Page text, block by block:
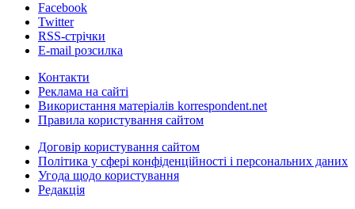
Facebook
Twitter
RSS-стрічки
E-mail розсилка
Контакти
Реклама на сайті
Використання матеріалів korrespondent.net
Правила користування сайтом
Договір користування сайтом
Політика у сфері конфіденційності і персональних даних
Угода щодо користування
Редакція